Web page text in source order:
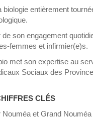
entièrement
son engagement
femmes et infirmier(e)s.
met son expertise au
Sociaux des
CLÉS
et Grand Nouméa